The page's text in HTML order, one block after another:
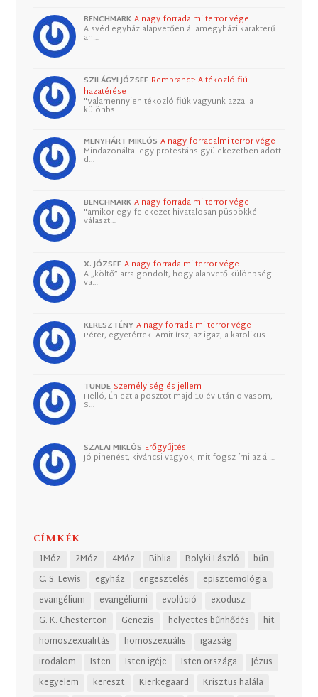
BENCHMARK A nagy forradalmi terror vége
A svéd egyház alapvetően államegyházi karakterű
an…
SZILÁGYI JÓZSEF Rembrandt: A tékozló fiú
hazatérése
"Valamennyien tékozló fiúk vagyunk azzal a
különbs…
MENYHÁRT MIKLÓS A nagy forradalmi terror vége
Mindazonáltal egy protestáns gyülekezetben adott
d…
BENCHMARK A nagy forradalmi terror vége
"amikor egy felekezet hivatalosan püspökké
választ…
X. JÓZSEF A nagy forradalmi terror vége
A „költő” arra gondolt, hogy alapvető különbség
va…
KERESZTÉNY A nagy forradalmi terror vége
Péter, egyetértek. Amit írsz, az igaz, a katolikus…
TUNDE Személyiség és jellem
Helló, Én ezt a posztot majd 10 év után olvasom,
S…
SZALAI MIKLÓS Erőgyűjtés
Jó pihenést, kiváncsi vagyok, mit fogsz írni az ál…
CÍMKÉK
1Móz 2Móz 4Móz Biblia Bolyki László
bűn
C. S. Lewis
egyház engesztelés
episztemológia
evangélium
evangéliumi evolúció
exodusz
G. K. Chesterton
Genezis helyettes bűnhődés
hit
homoszexualitás
homoszexuális
igazság
irodalom
Isten Isten igéje Isten országa
Jézus
kegyelem
kereszt Kierkegaard
Krisztus halála